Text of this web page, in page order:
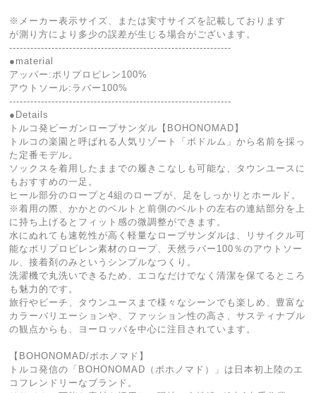
※メーカー表示サイズ、または実寸サイズを記載しております
が測り方により多少の誤差が生じる場合がございます。
---------------------------------------------------------------
●material
アッパー:ポリプロピレン100%
アウトソール:ラバー100%
---------------------------------------------------------------
●Details
トルコ発ビーガンロープサンダル【BOHONOMAD】
トルコの楽園と呼ばれる人気リゾート「ボドルム」から名前を採っ
た定番モデル。
ソックスを着用したままでの履きこなしも可能な、タウンユースに
もおすすめの一足。
ヒール部分のロープと4組のロープが、足をしっかりとホールド。
※着用の際、かかとのベルトと前側のベルトの左右の連結部分を上
に持ち上げるとフィット感の微調整ができます。
水にぬれても速乾性が高く軽量なロープサンダルは、リサイクル可
能なポリプロピレン素材のロープ、天然ラバー100％のアウトソー
ル、接着剤のみというシンプルなつくり。
洗濯機で丸洗いできるため、エコなだけでなく清潔を保てるところ
も魅力的です。
旅行やビーチ、タウンユースまで様々なシーンでも楽しめ、豊富な
カラーバリエーションや、ファッション性の高さ、サスティナブル
の観点からも、ヨーロッパを中心に注目されています。
【BOHONOMAD/ボホノマド】
トルコ発信の「BOHONOMAD（ボホノマド）」は日本初上陸のエ
コフレンドリーなブランド。